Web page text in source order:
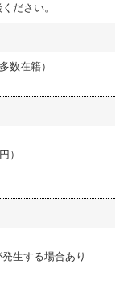
ださい。
数在籍）
）
生する場合あり